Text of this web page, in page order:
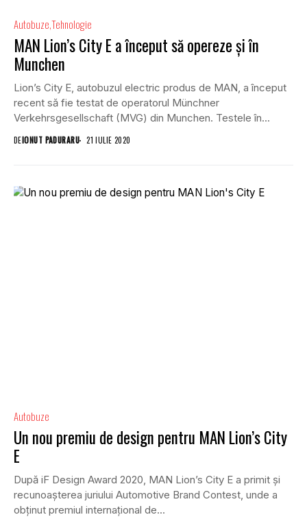
AutobuzeTehnologie
MAN Lion’s City E a început să opereze și în
Munchen
Lion’s City E, autobuzul electric produs de MAN, a început
recent să fie testat de operatorul Münchner
Verkehrsgesellschaft (MVG) din Munchen. Testele în...
DEIONUT PADURARU 21 IULIE 2020
Autobuze
Un nou premiu de design pentru MAN Lion’s City
E
După iF Design Award 2020, MAN Lion’s City E a primit și
recunoașterea juriului Automotive Brand Contest, unde a
obținut premiul internațional de...